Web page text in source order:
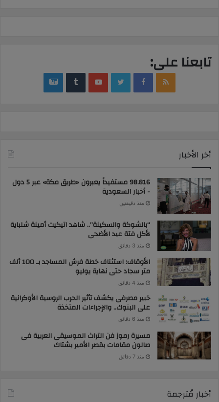
تابعنا على:
RSS
Facebook
Twitter
YouTube
‏Tumblr
google
أخر الأخبار
98.816 مستفيداً يعبرون «طريق مكة» عبر 5 دول
- أخبار السعودية
منذ دقيقتين
“بالشوكة والسكينة”.. شاهد اتيكيت أمينة شلباية
لأكل فتة عيد الأضحى
منذ 3 دقائق
الأوقاف: استئناف خطة فرش المساجد بـ 100 ألف
متر سجاد حتى نهاية يوليو
منذ 4 دقائق
خبير مصرفى يكشف تأثير الحرب الروسية الأوكرانية
على البنوك.. والإجراءات المتخذة
منذ 6 دقائق
مسيرة رموز فن التراث الموسيقى العربية فى
صالون مقامات بقصر الأمير بشتاك
منذ 7 دقائق
أخبار مُترجمة